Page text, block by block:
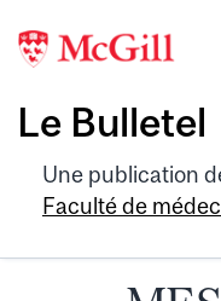
Le Bulletel
Une publication
Faculté de